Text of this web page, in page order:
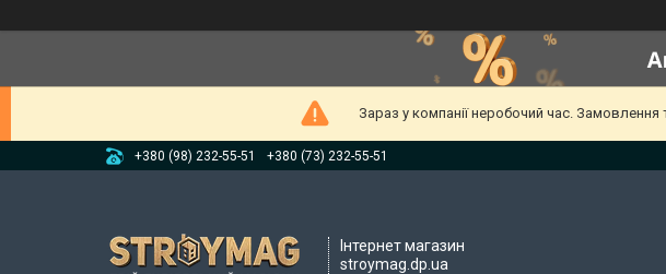
Зараз у компанії неробочий час.
+380 (98) 232-55-51 +380 (73) 232-55-51
Інтернет магазин
stroymag.dp.ua